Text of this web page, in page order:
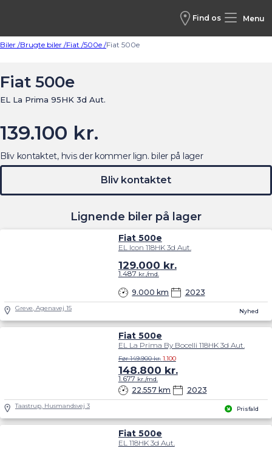
Find os Menu
Biler /Brugte biler /Fiat /500e /Fiat 500e
Fiat 500e
EL La Prima 95HK 3d Aut.
139.100 kr.
Lignende biler på lager
Nyhed
Fiat 500e
EL Icon 118HK 3d Aut.
9.000 km 2023
129.000 kr.
1.487 kr./md.
Greve, Agenavej 15
Prisfald
Fiat 500e
EL La Prima By Bocelli 118HK 3d Aut.
22.557 km 2023
Før 149.900 kr. 1.100
148.800 kr.
1.677 kr./md.
Taastrup, Husmandsvej 3
Fiat 500e
EL 118HK 3d Aut.
Bliv kontaktet, hvis der kommer lign. biler på lager
Bliv kontaktet